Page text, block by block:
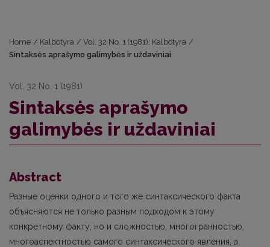
Home / Kalbotyra / Vol. 32 No. 1 (1981): Kalbotyra /
Sintaksės aprašymo galimybės ir uždaviniai
Vol. 32 No. 1 (1981)
Sintaksės aprašymo
galimybės ir uždaviniai
Abstract
Разные оценки одного и того же синтаксического факта
объясняются не только разным подходом к этому
конкретному факту, но и сложностью, многогранностью,
многоаспектностью самого синтаксического явления, а